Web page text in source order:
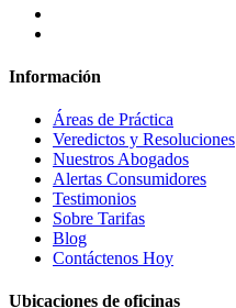
Información
Áreas de Práctica
Veredictos y Resoluciones
Nuestros Abogados
Alertas Consumidores
Testimonios
Sobre Tarifas
Blog
Contáctenos Hoy
Ubicaciones de oficinas